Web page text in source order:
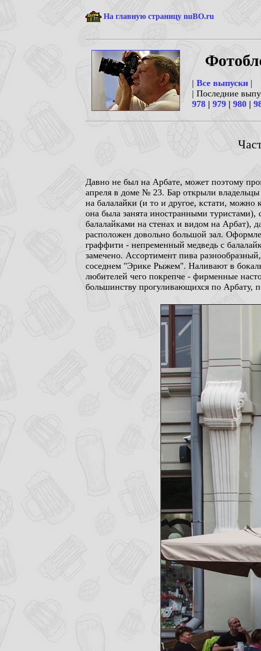
На главную страницу nuBO.ru
| Все выпуски |
| Последние
978 | 979 | 980 |
Давно не был на Арбате, может поэтому
апреля в доме № 23. Бар открыли
на балалайки (и то и другое, кстати, можно
она была занята иностранными
балалайками на стенах и видом на Арбат),
расположен довольно большой зал.
граффити - непременный медведь с
замечено. Ассортимент пива
соседнем "Эрике Рыжем". Наливают в
любителей чего покрепче - фирменные
большинству прогуливающихся по Арбату,